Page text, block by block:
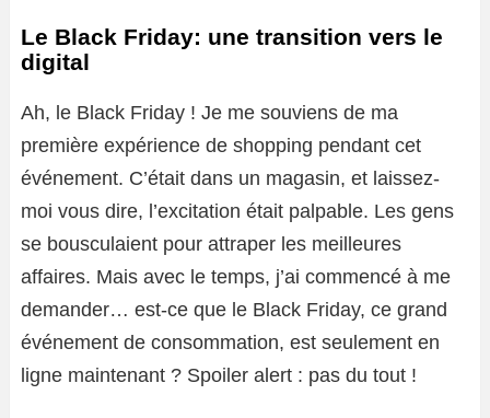
Le Black Friday: une transition vers le
digital
Ah, le Black Friday ! Je me souviens de ma
première expérience de shopping pendant cet
événement. C’était dans un magasin, et laissez-
moi vous dire, l’excitation était palpable. Les gens
se bousculaient pour attraper les meilleures
affaires. Mais avec le temps, j’ai commencé à me
demander… est-ce que le Black Friday, ce grand
événement de consommation, est seulement en
ligne maintenant ? Spoiler alert : pas du tout !